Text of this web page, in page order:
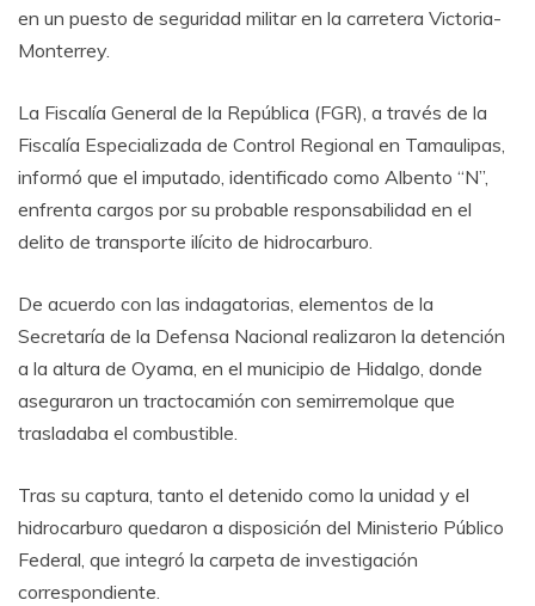
en un puesto de seguridad militar en la carretera Victoria-
Monterrey.
La Fiscalía General de la República (FGR), a través de la
Fiscalía Especializada de Control Regional en Tamaulipas,
informó que el imputado, identificado como Albento “N”,
enfrenta cargos por su probable responsabilidad en el
delito de transporte ilícito de hidrocarburo.
De acuerdo con las indagatorias, elementos de la
Secretaría de la Defensa Nacional realizaron la detención
a la altura de Oyama, en el municipio de Hidalgo, donde
aseguraron un tractocamión con semirremolque que
trasladaba el combustible.
Tras su captura, tanto el detenido como la unidad y el
hidrocarburo quedaron a disposición del Ministerio Público
Federal, que integró la carpeta de investigación
correspondiente.